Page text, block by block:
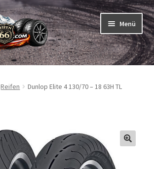
Menü
Reifen
Dunlop Elite 4 130/70 – 18 63H TL